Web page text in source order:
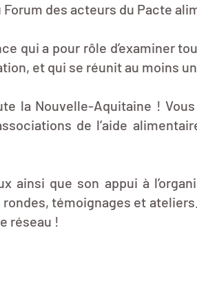
des acteurs du Pacte
qui a pour rôle d’examiner
et qui se réunit au moins
la Nouvelle-Aquitaine !
de l’aide
ainsi que son appui à
témoignages et
réseau !